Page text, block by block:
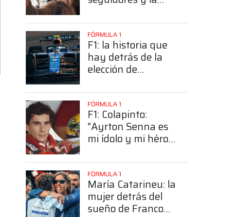
posición de
Colapinto
FÓRMULA 1
F1: la historia que
hay detrás de la
elección de
número 43
FÓRMULA 1
F1: Colapinto:
"Ayrton Senna es
mi ídolo y mi héroe
FÓRMULA 1
María Catarineu: la
mujer detrás del
sueño de Franco